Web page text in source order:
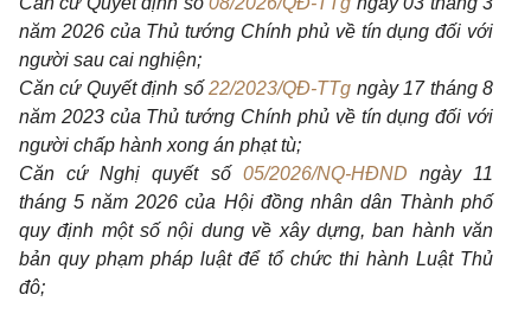
năm 2026 của Thủ tướng Chính phủ về tín dụng đối với
người sau cai nghiện;
Căn cứ Quyết định số22/2023/QĐ-TTg ngày 17 tháng 8
năm 2023 của Thủ tướng Chính phủ về tín dụng đối với
người chấp hành xong án phạt tù;
Căn cứ Nghị quyết số 05/2026/NQ-HĐND ngày 11
tháng 5 năm 2026 của Hội đồng nhân dân Thành phố
quy định một số nội dung về xây dựng, ban hành văn
bản quy phạm pháp luật để tổ chức thi hành Luật Thủ
đô;